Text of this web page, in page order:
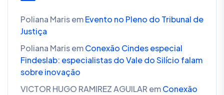
Poliana MarisemEvento no Pleno do Tribunal de
Justiça
Poliana MarisemConexão Cindes especial
Findeslab: especialistas do Vale do Silício falam
sobre inovação
VICTOR HUGO RAMIREZ AGUILAR emConexão